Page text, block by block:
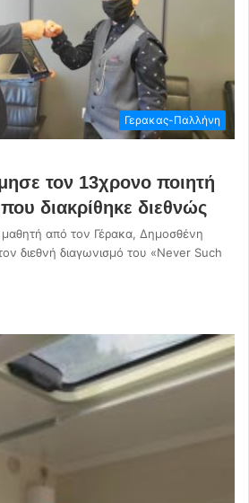
Γερακας-Παλλήνη
τον 13χρονο ποιητή
διακρίθηκε διεθνώς
από τον Γέρακα, Δημοσθένη
διεθνή διαγωνισμό του «Νever Such